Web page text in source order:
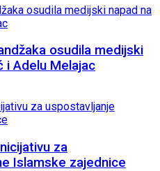
osudila medijski
i Adelu Melajac
za
Islamske zajednice